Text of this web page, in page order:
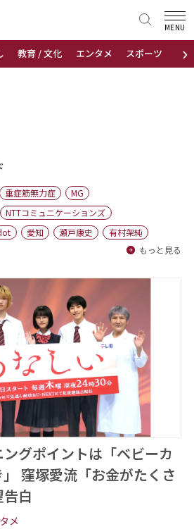
›
教育 / 文化 エンタメ スポーツ 地域
MENU
重症筋無力症
MG
NTTコミュニケーションズ
愛知 瀬戸康史
有村架純
もっと見る
グポイントは「ベビーカ
窪塚愛流「お金がたくさ
白
メ